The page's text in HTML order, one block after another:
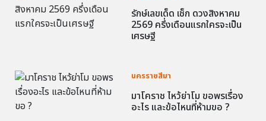
รักษ์เลขเด็ด เช็ก ดวงสิงหาคม
2569 ครึ่งเดือนแรกใครจะเป็น
เศรษฐี
นครราชสีมา
มาโคราช ไหว้ย่าโม ขอพรเรื่อง
อะไร และข้อไหนที่ห้ามขอ ?